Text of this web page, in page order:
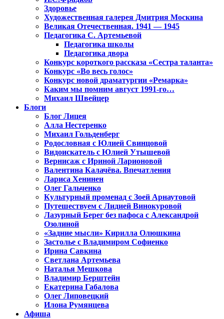
Здоровье
Художественная галерея Дмитрия Москина
Великая Отечественная. 1941 — 1945
Педагогика С. Артемьевой
Педагогика школы
Педагогика двора
Конкурс короткого рассказа «Сестра таланта»
Конкурс «Во весь голос»
Конкурс новой драматургии «Ремарка»
Каким мы помним август 1991-го…
Михаил Швейцер
Блоги
Блог Лицея
Алла Нестеренко
Михаил Гольденберг
Родословная с Юлией Свинцовой
Видоискатель с Юлией Утышевой
Вернисаж с Ириной Ларионовой
Валентина Калачёва. Впечатления
Лариса Хенинен
Олег Гальченко
Культурный променад с Зоей Арнаутовой
Путешествуем с Лидией Винокуровой
Лазурный Берег без пафоса с Александрой
Озолиной
«Задние мысли» Кирилла Олюшкина
Застолье с Владимиром Софиенко
Ирина Савкина
Светлана Артемьева
Наталья Мешкова
Владимир Берштейн
Екатерина Габалова
Олег Липовецкий
Илона Румянцева
Афиша